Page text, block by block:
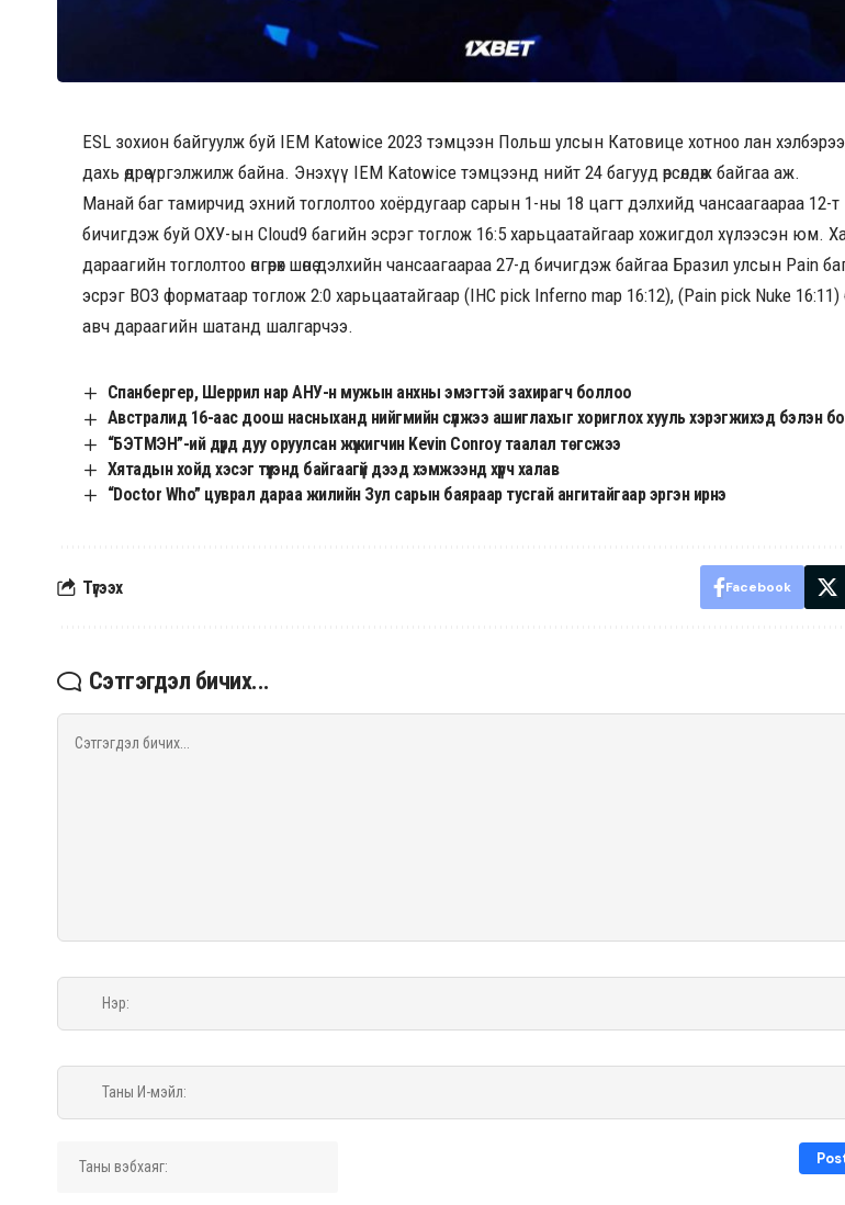
ESL зохион байгуулж буй IEM Katowice 2023 тэмцээн Польш улсын Катовице хотноо лан
дахь өдрөө үргэлжилж байна. Энэхүү IEM Katowice тэмцээнд нийт 24 багууд өрсөлдөж байгаа аж.
Манай баг тамирчид эхний тоглолтоо хоёрдугаар сарын 1-ны 18 цагт дэлхийд чансаагаараа 12-т
бичигдэж буй ОХУ-ын Cloud9 багийн эсрэг тоглож 16:5 харьцаатайгаар хожигдол хүлээсэн юм.
дараагийн тоглолтоо өнгөрөх шөнө дэлхийн чансаагаараа 27-д бичигдэж байгаа Бразил улсын Pain
эсрэг BO3 форматаар тоглож 2:0 харьцаатайгаар (IHC pick Inferno map 16:12), (Pain pick Nuke 16:11)
авч дараагийн шатанд шалгарчээ.
Спанбергер, Шеррил нар АНУ-н мужын анхны эмэгтэй захирагч боллоо
Австралид 16-аас доош насныханд нийгмийн сүлжээ ашиглахыг хориглох хууль хэрэгжихэд бэлэн
“БЭТМЭН”-ий дүрд дуу оруулсан жүжигчин Kevin Conroy таалал төгсжээ
Хятадын хойд хэсэг түүхэнд байгаагүй дээд хэмжээнд хүрч халав
“Doctor Who” цуврал дараа жилийн Зул сарын баяраар тусгай ангитайгаар эргэн ирнэ
Түгээх Facebook
Сэтгэгдэл бичих...